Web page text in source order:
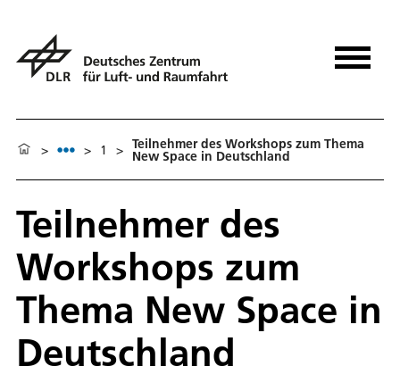
> > 1 > Teilnehmer des Workshops zum Thema
New Space in Deutschland
Teilnehmer des
Workshops zum
Thema New Space in
Deutschland